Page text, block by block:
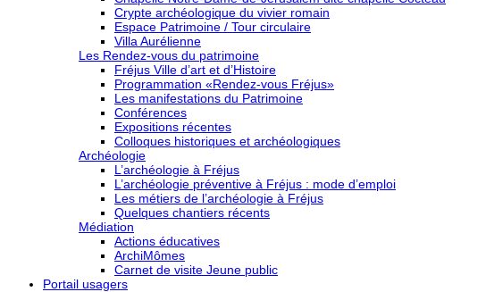
Crypte archéologique du vivier romain
Espace Patrimoine / Tour circulaire
Villa Aurélienne
Les Rendez-vous du patrimoine
Fréjus Ville d’art et d’Histoire
Programmation «Rendez-vous Fréjus»
Les manifestations du Patrimoine
Conférences
Expositions récentes
Colloques historiques et archéologiques
Archéologie
L’archéologie à Fréjus
L’archéologie préventive à Fréjus : mode d’emploi
Les métiers de l’archéologie à Fréjus
Quelques chantiers récents
Médiation
Actions éducatives
ArchiMômes
Carnet de visite Jeune public
Portail usagers